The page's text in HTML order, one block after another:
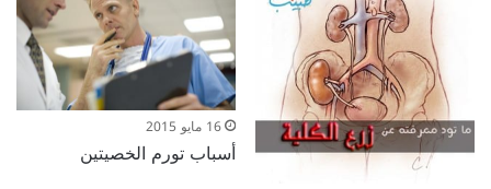
16 مايو 2015
أسباب تورم الخصيتين